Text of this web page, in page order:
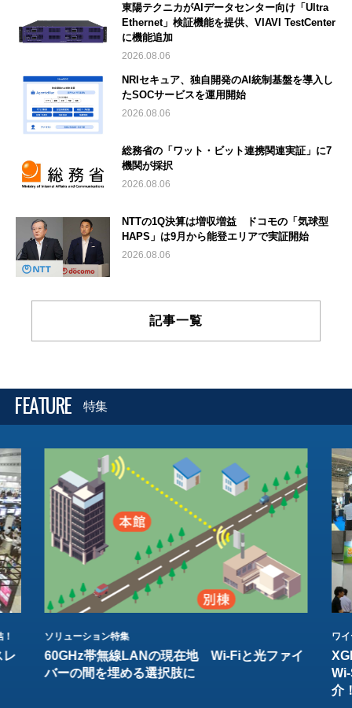
東陽テクニカがAIデータセンター向け「Ultra
Ethernet」検証機能を提供、VIAVI TestCenter
に機能追加
2026.08.06
NRIセキュア、独自開発のAI統制基盤を導入し
たSOCサービスを運用開始
2026.08.06
総務省の「ワット・ビット連携関連実証」に7
機関が採択
2026.08.06
NTTの1Q決算は増収増益 ドコモの「気球型
HAPS」は9月から能登エリアで実証開始
2026.08.06
記事一覧
FEATURE 特集
レ
ソリューション特集
60GHz帯無線LANの現在地 Wi-Fiと光ファイ
バーの間を埋める選択肢に
ワ
介